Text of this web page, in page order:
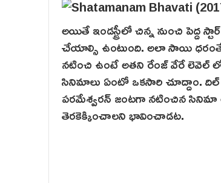
అయితే ఇండస్ట్రీలో చిన్న నుంచి పెద్ద
చేయాల్సి ఉంటుంది. అలా సాయి ధరంతేజ్
నటించి ఉంటే అతని రేంజ్ వేరే లెవెల్
సినిమాలు ఏంటో ఒకసారి చూద్దాం. దిల్
పరమేశ్వరన్ జంటగా నటించిన సినిమా
తెర‌కెక్కించాలని భావించాడట.